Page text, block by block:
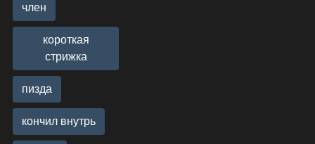
член
короткая
стрижка
пизда
кончил внутрь